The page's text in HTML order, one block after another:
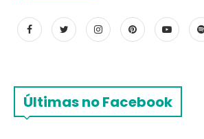
Últimas no Facebook